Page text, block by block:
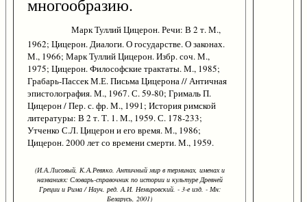
многообразию.
Марк Туллий Цицерон. Речи: В 2 т. М.,
1962; Цицерон. Диалоги. О государстве. О законах.
М., 1966; Марк Туллий Цицерон. Избр. соч. М.,
1975; Цицерон. Философские трактаты. М., 1985;
Грабарь-Пассек М.Е. Письма Цицерона // Античная
эпистолография. М., 1967. С. 59-80; Грималь П.
Цицерон / Пер. с. фр. М., 1991; История римской
литературы: В 2 т. Т. 1. М., 1959. С. 178-233;
Утченко С.Л. Цицерон и его время. М., 1986;
Цицерон. 2000 лет со времени смерти. М., 1959.
(И.А.Лисовый, К.А.Ревяко. Античный мир в терминах, именах и
названиях: Словарь-справочник по истории и культуре Древней
Греции и Рима / Науч. ред. А.И. Немировский. - 3-е изд. - Мн:
Беларусь, 2001)